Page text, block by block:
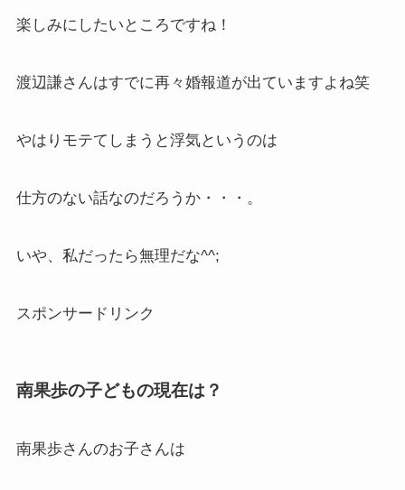
楽しみにしたいところですね！
渡辺謙さんはすでに再々婚報道が出ていますよね笑
やはりモテてしまうと浮気というのは
仕方のない話なのだろうか・・・。
いや、私だったら無理だな^^;
スポンサードリンク
南果歩の子どもの現在は？
南果歩さんのお子さんは